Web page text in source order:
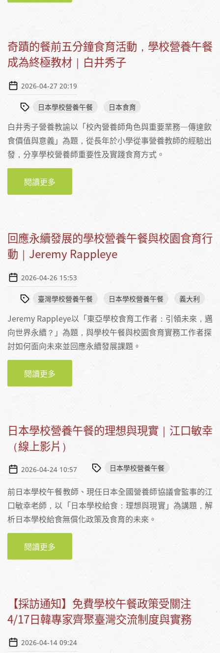
奇蹟的餐前五分鐘食育活動，學校營養午餐
成為終極教材｜白井秀子
2026-04-27 20:19
日本學校營養午餐 日本食育
白井秀子營養教諭以「校內營養師角色與重要業務—傳達飲
食價值與意義」為題，從長年於小學從事營養教師的經驗出
發，分享學校營養師重要性及實踐食育方式。
閱讀更多
餐成為終極教材｜白井秀子
回應永續發展的學校營養午餐與校園食育行
動｜Jeremy Rappleye
2026-04-26 15:53
臺灣學校營養午餐 日本學校營養午餐 義大利
Jeremy Rappleye以「東亞學校食育工作者：引領未來，邁
向世界永續？」為題，與學校午餐與校園食育實務工作者探
討如何面向未來並回應永續發展課題。
閱讀更多
行動｜JEREMY RAPPLEYE
日本學校營養午餐的理想與現實｜江口敏幸
（線上影片）
2026-04-24 10:57 日本學校營養午餐
前日本學校午餐教師、現任日本全國營養師協議會監事的江
口敏幸老師，以「日本學校給食：理想與現實」為講題，解
析日本學校給食無償化政策及食育的未來。
閱讀更多
幸（線上影片）
【採訪通知】免費學校午餐政策受關注
4/17日韓專家齊聚臺灣交流制度與實務
2026-04-14 09:24